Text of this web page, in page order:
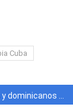
Cuba
Cubanos y dominicanos se enfrentan a tiros en Uruguay por disputa en punto de venta de drogas